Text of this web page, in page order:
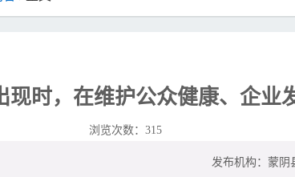
现时，在维护公众健康、企业
浏览次数： 315
发布机构： 蒙阴